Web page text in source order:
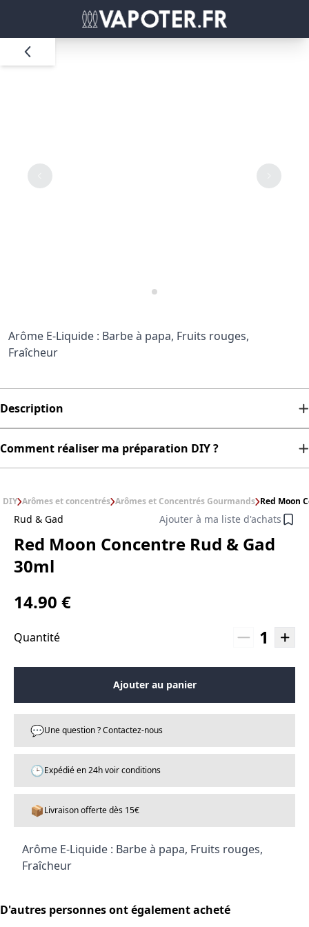
Arôme E-Liquide : Barbe à papa, Fruits rouges,
Fraîcheur
Description
Comment réaliser ma préparation DIY ?
DIY Arômes et concentrés Arômes et Concentrés Gourmands Red Moon
Rud & Gad Ajouter à ma liste d'achats
Red Moon Concentre Rud & Gad
30ml
14.90 €
Quantité 1
Ajouter au panier
💬Une question ? Contactez-nous
🕒Expédié en 24h voir conditions
📦Livraison offerte dès 15€
Arôme E-Liquide : Barbe à papa, Fruits rouges,
Fraîcheur
D'autres personnes ont également acheté